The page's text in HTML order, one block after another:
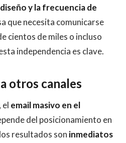
y la frecuencia de
que necesita comunicarse
cientos de miles o incluso
independencia es clave.
otros canales
el email masivo en el
del posicionamiento en
resultados son inmediatos